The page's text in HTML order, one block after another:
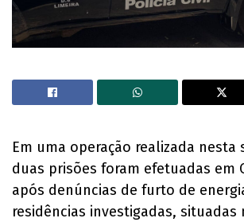
Em uma operação realizada nesta
duas prisões foram efetuadas em
após denúncias de furto de
residências investigadas, situadas